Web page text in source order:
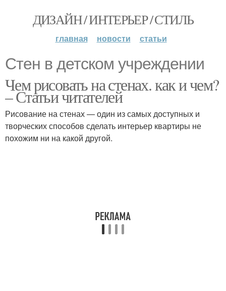
ДИЗАЙН / ИНТЕРЬЕР / СТИЛЬ
главная новости статьи
Стен в детском учреждении
Чем рисовать на стенах. как и чем?
– Статьи читателей
Рисование на стенах — один из самых доступных и
творческих способов сделать интерьер квартиры не
похожим ни на какой другой.